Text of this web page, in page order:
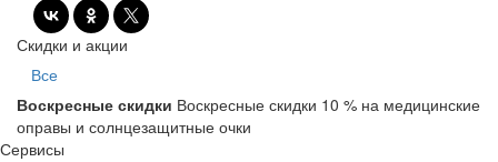
Скидки и акции
Все
Воскресные скидки Воскресные скидки 10 % на медицинские
оправы и солнцезащитные очки
Сервисы